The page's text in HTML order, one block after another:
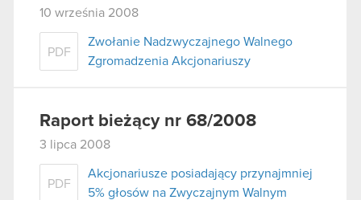
10 września 2008
PDF
Zwołanie Nadzwyczajnego Walnego
Zgromadzenia Akcjonariuszy
Raport bieżący nr 68/2008
3 lipca 2008
PDF
Akcjonariusze posiadający przynajmniej
5% głosów na Zwyczajnym Walnym